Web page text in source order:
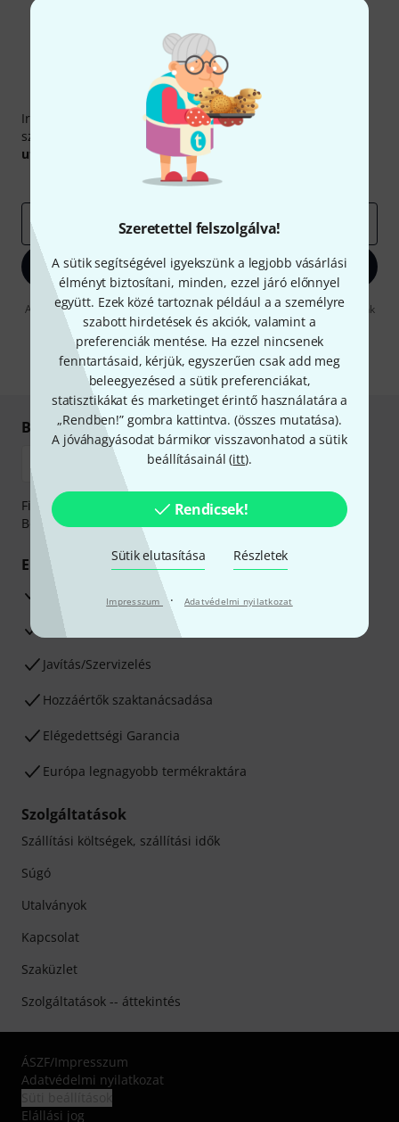
Szeretettel felszolgálva!
A sütik segítségével igyekszünk a legjobb vásárlási
élményt biztosítani, minden, ezzel járó előnnyel
együtt. Ezek közé tartoznak például a a személyre
szabott hirdetések és akciók, valamint a
preferenciák mentése. Ha ezzel nincsenek
fenntartásaid, kérjük, egyszerűen csak add meg
beleegyezésed a sütik preferenciákat,
statisztikákat és marketinget érintő használatára a
„Rendben!” gombra kattintva. (összes mutatása).
A jóváhagyásodat bármikor visszavonhatod a sütik
beállításainál (itt).
Rendicsek!
Sütik elutasítása Részletek
Impresszum · Adatvédelmi nyilatkozat
Thomann hírlevél
Iratkozz fel a Thomann angol nyelvű hírlevelére, és kis
szerencsével megnyerheted a50
utalvány
Inspiráló gondolatok
Bejelentkezés
A "Bejelentkezés" gombra kattintva elfogadja, hogy e-mailben küldjünk
önnek hirdetéseket. Bármikor leiratkozhat erről. A hírlevélről további
információkat azdata protection guideline-ben talál.
* Kitöltés kötelező
Biztonságos vásárlás és fizetés
Fizessen biztonságosan, titkosítással: Banki átutalás vagy
Betéti- vagy hitelkártya segítségével
Előnyök
3 éves Thomann-garancia
30 napos pénzvisszafizetési garancia
Javítás/Szervizelés
Hozzáértők szaktanácsadása
Elégedettségi Garancia
Európa legnagyobb termékraktára
Szolgáltatások
Szállítási költségek, szállítási idők
Súgó
Utalványok
Kapcsolat
Szaküzlet
Szolgáltatások -- áttekintés
ÁSZF/Impresszum
Adatvédelmi nyilatkozat
Elállási jog